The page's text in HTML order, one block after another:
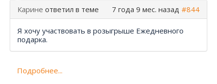
Карине ответил в теме #844
7 года 9 мес. назад
Я хочу участвовать в розыгрыше Ежедневного
подарка.
Подробнее...